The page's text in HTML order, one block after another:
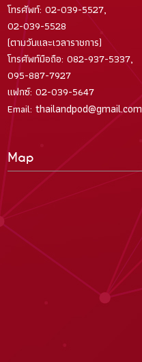
โทรศัพท์: 02-039-5527,
02-039-5528
(ตามวันและเวลาราชการ)
โทรศัพท์มือถือ: 082-937-5337,
095-887-7927
แฟกซ์: 02-039-5647
Email: thailandpod@gmail.com
Map